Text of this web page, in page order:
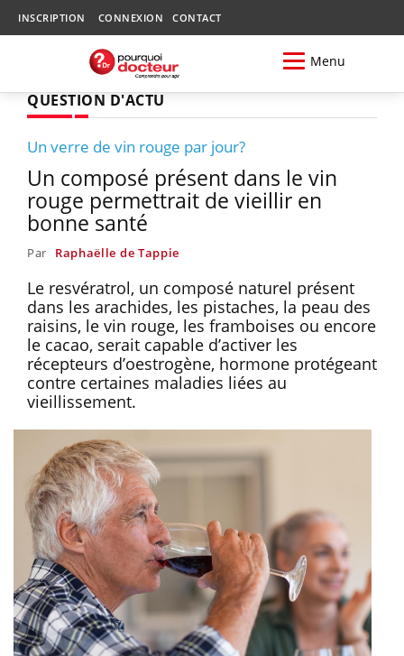
INSCRIPTION CONNEXION CONTACT
Menu
QUESTION D'ACTU
Un verre de vin rouge par jour?
Un composé présent dans le vin
rouge permettrait de vieillir en
bonne santé
Par Raphaëlle de Tappie
Le resvératrol, un composé naturel présent
dans les arachides, les pistaches, la peau des
raisins, le vin rouge, les framboises ou encore
le cacao, serait capable d’activer les
récepteurs d’oestrogène, hormone protégeant
contre certaines maladies liées au
vieillissement.